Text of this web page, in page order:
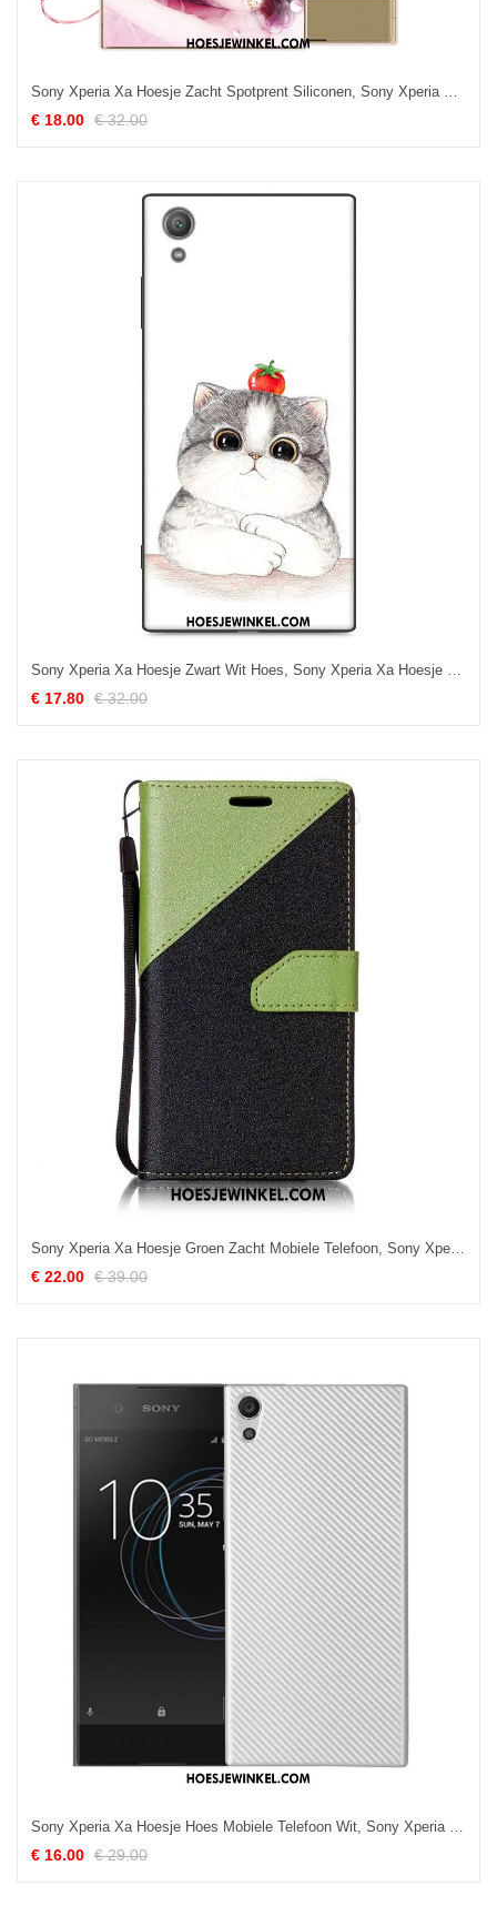
Sony Xperia Xa Hoesje Zacht Spotprent Siliconen, Sony Xperia Xa Hoesje Hoes Mobiele Telefoon
€ 18.00 € 32.00
Sony Xperia Xa Hoesje Zwart Wit Hoes, Sony Xperia Xa Hoesje Bescherming Anti-fall
€ 17.80 € 32.00
Sony Xperia Xa Hoesje Groen Zacht Mobiele Telefoon, Sony Xperia Xa Hoesje Leren Etui Clamshell
€ 22.00 € 39.00
Sony Xperia Xa Hoesje Hoes Mobiele Telefoon Wit, Sony Xperia Xa Hoesje Zacht All Inclusive
€ 16.00 € 29.00